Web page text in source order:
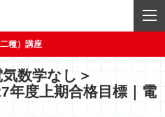
種）講座
数学なし＞
年度上期合格目標｜電